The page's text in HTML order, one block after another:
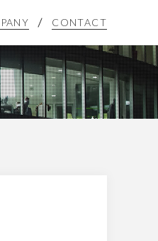
CONTACT